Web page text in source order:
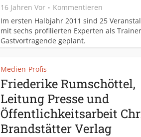
16 Jahren Vor
Kommentieren
Im ersten Halbjahr 2011 sind 25
mit sechs profilierten Experten als
Gastvortragende geplant.
Medien-Profis
Friederike Rumschöttel,
Leitung Presse und
Öffentlichkeitsarbeit
Brandstätter Verlag